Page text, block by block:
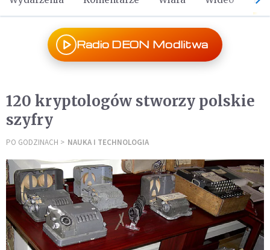
Radio DEON Modlitwa
120 kryptologów stworzy polskie
szyfry
PO GODZINACH NAUKA I TECHNOLOGIA